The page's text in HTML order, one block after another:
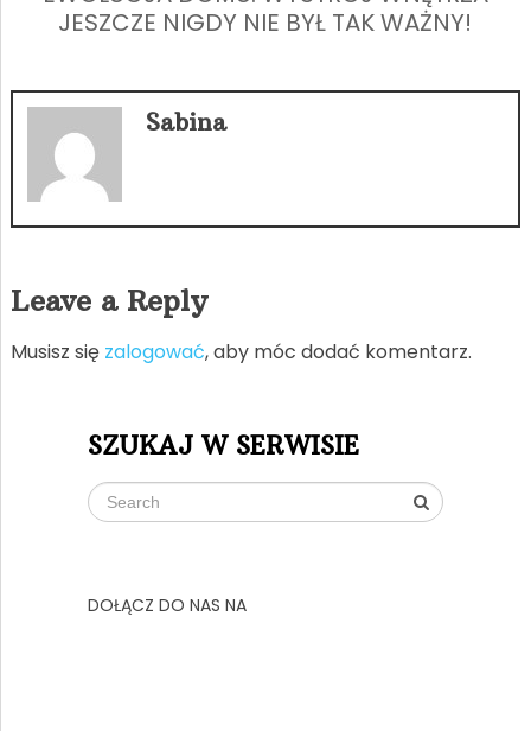
JESZCZE NIGDY NIE BYŁ TAK WAŻNY!
Sabina
Leave a Reply
Musisz się zalogować, aby móc dodać komentarz.
SZUKAJ W SERWISIE
DOŁĄCZ DO NAS NA